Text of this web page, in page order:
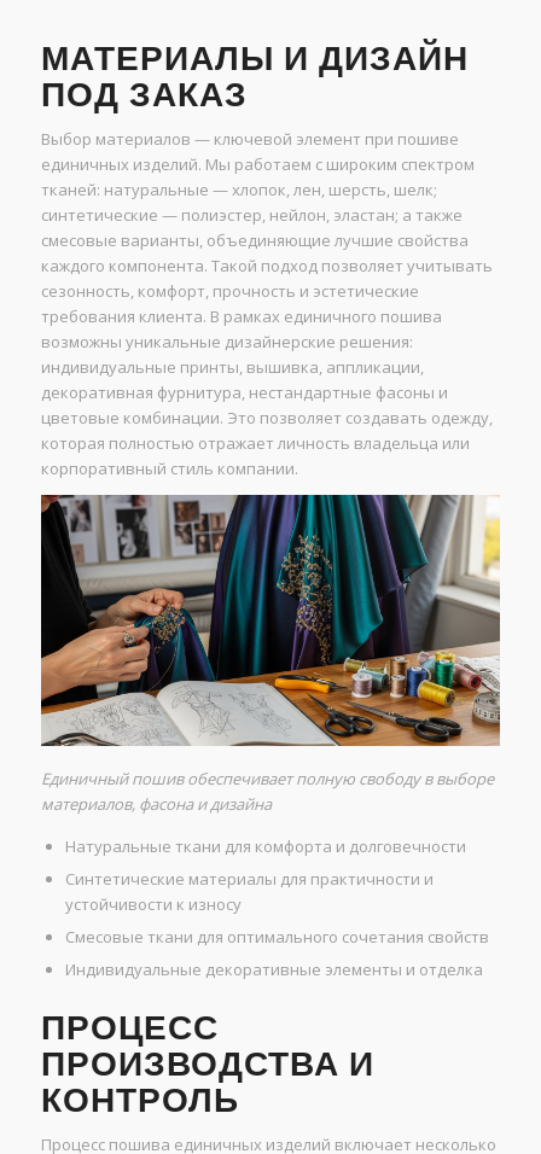
МАТЕРИАЛЫ И ДИЗАЙН
ПОД ЗАКАЗ
Выбор материалов — ключевой элемент при пошиве
единичных изделий. Мы работаем с широким спектром
тканей: натуральные — хлопок, лен, шерсть, шелк;
синтетические — полиэстер, нейлон, эластан; а также
смесовые варианты, объединяющие лучшие свойства
каждого компонента. Такой подход позволяет учитывать
сезонность, комфорт, прочность и эстетические
требования клиента. В рамках единичного пошива
возможны уникальные дизайнерские решения:
индивидуальные принты, вышивка, аппликации,
декоративная фурнитура, нестандартные фасоны и
цветовые комбинации. Это позволяет создавать одежду,
которая полностью отражает личность владельца или
корпоративный стиль компании.
Единичный пошив обеспечивает полную свободу в выборе
материалов, фасона и дизайна
Натуральные ткани для комфорта и долговечности
Синтетические материалы для практичности и
устойчивости к износу
Смесовые ткани для оптимального сочетания свойств
Индивидуальные декоративные элементы и отделка
ПРОЦЕСС
ПРОИЗВОДСТВА И
КОНТРОЛЬ
Процесс пошива единичных изделий включает несколько